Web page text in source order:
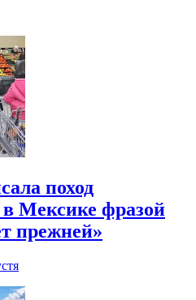
поход
в Мексике фразой
прежней»